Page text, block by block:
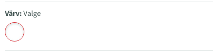
Värv:Valge